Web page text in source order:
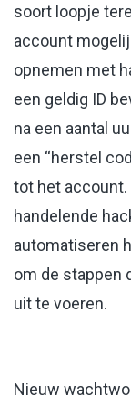
soort loopje
account
opnemen met
een geldig ID
na een aantal
een “herstel
tot het account.
handelende
automatiseren
om de stappen
uit te voeren.
Nieuw